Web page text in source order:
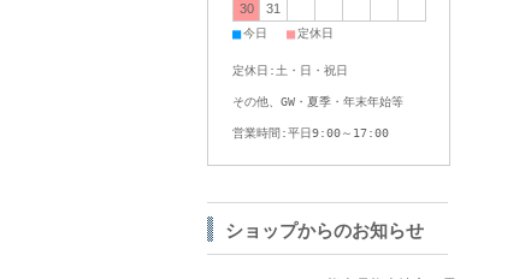
30
31
■今日 ■定休日
定休日:土・日・祝日
その他、GW・夏季・年末年始等
営業時間:平日9:00～17:00
ショップからのお知らせ